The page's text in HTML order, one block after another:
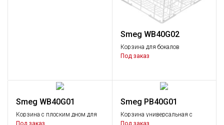
Smeg WB40G02
Корзина для бокалов
диаметром 90 мм. Подходит
Под заказ
Smeg WB40G01
Корзина с плоским дном для
мытья бокалов и посуды
Под заказ
Smeg PB40G01
Корзина универсальная с
плоским дном
Под заказ